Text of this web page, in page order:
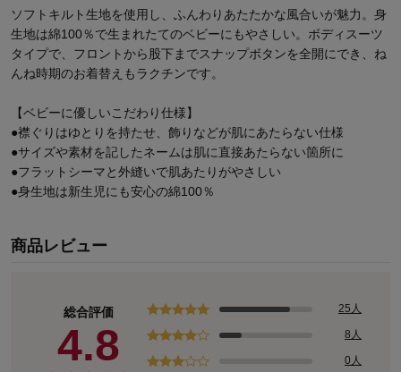
ソフトキルト生地を使用し、ふんわりあたたかな風合いが魅力。身
生地は綿100％で生まれたてのベビーにもやさしい。ボディスーツ
タイプで、フロントから股下までスナップボタンを全開にでき、ね
んね時期のお着替えもラクチンです。
【ベビーに優しいこだわり仕様】
●襟ぐりはゆとりを持たせ、飾りなどが肌にあたらない仕様
●サイズや素材を記したネームは肌に直接あたらない箇所に
●フラットシーマと外縫いで肌あたりがやさしい
●身生地は新生児にも安心の綿100％
商品レビュー
総合評価
4.8
25人
8人
0人